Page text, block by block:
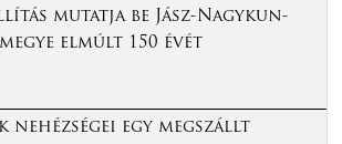
mutatja be Jász-Nagykun-
elmúlt 150 évét
nehézségei egy megszállt